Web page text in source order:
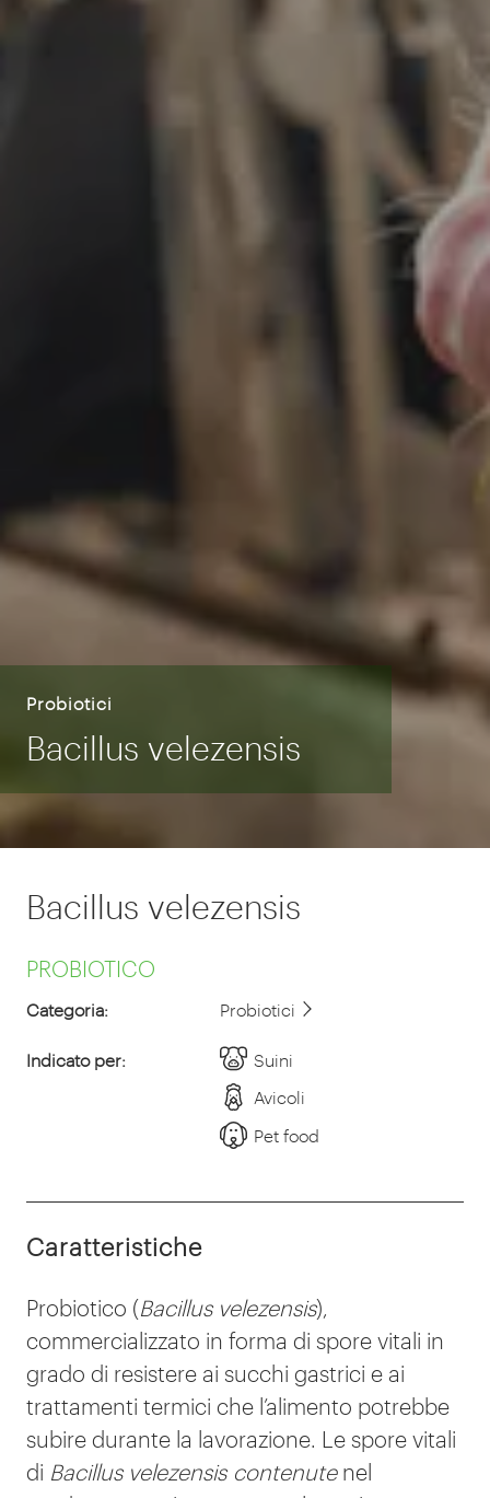
Probiotici
Bacillus velezensis
Bacillus velezensis
PROBIOTICO
Categoria: Probiotici
Indicato per:
Suini
Avicoli
Pet food
Caratteristiche
Probiotico (Bacillus velezensis),
commercializzato in forma di spore vitali in
grado di resistere ai succhi gastrici e ai
trattamenti termici che l’alimento potrebbe
subire durante la lavorazione. Le spore vitali
di Bacillus velezensiscontenutenel